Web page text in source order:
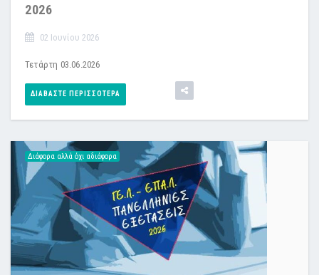
2026
02 Ιουνίου 2026
Τετάρτη 03.06.2026
ΔΙΑΒΆΣΤΕ ΠΕΡΙΣΣΌΤΕΡΑ
Διάφορα αλλά όχι αδιάφορα